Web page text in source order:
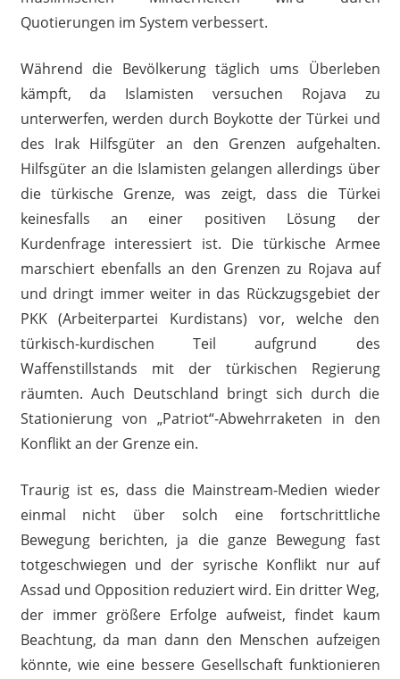
Quotierungen im System verbessert.
Während die Bevölkerung täglich ums Überleben
kämpft, da Islamisten versuchen Rojava zu
unterwerfen, werden durch Boykotte der Türkei und
des Irak Hilfsgüter an den Grenzen aufgehalten.
Hilfsgüter an die Islamisten gelangen allerdings über
die türkische Grenze, was zeigt, dass die Türkei
keinesfalls an einer positiven Lösung der
Kurdenfrage interessiert ist. Die türkische Armee
marschiert ebenfalls an den Grenzen zu Rojava auf
und dringt immer weiter in das Rückzugsgebiet der
PKK (Arbeiterpartei Kurdistans) vor, welche den
türkisch-kurdischen Teil aufgrund des
Waffenstillstands mit der türkischen Regierung
räumten. Auch Deutschland bringt sich durch die
Stationierung von „Patriot“-Abwehrraketen in den
Konflikt an der Grenze ein.
Traurig ist es, dass die Mainstream-Medien wieder
einmal nicht über solch eine fortschrittliche
Bewegung berichten, ja die ganze Bewegung fast
totgeschwiegen und der syrische Konflikt nur auf
Assad und Opposition reduziert wird. Ein dritter Weg,
der immer größere Erfolge aufweist, findet kaum
Beachtung, da man dann den Menschen aufzeigen
könnte, wie eine bessere Gesellschaft funktionieren